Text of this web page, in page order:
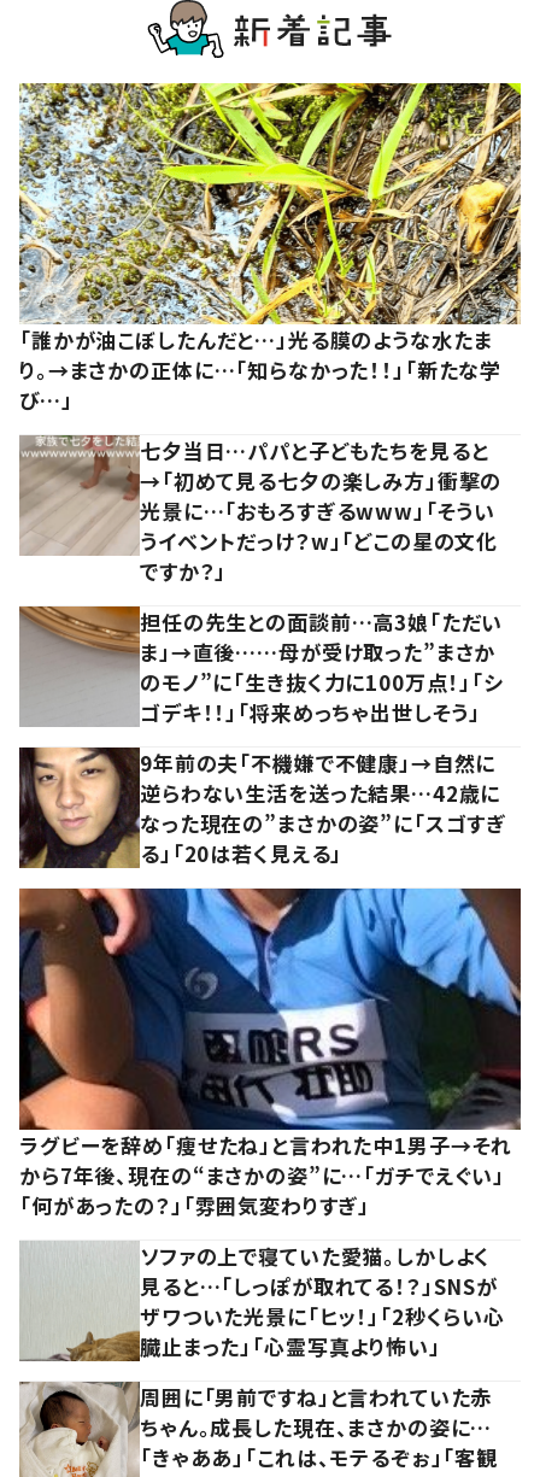
「誰かが油こぼしたんだと…」光る膜のような水たま
り。→まさかの正体に…「知らなかった！！」「新たな学
び…」
七夕当日…パパと子どもたちを見ると
→「初めて見る七夕の楽しみ方」衝撃の
光景に…「おもろすぎるwww」「そうい
うイベントだっけ？w」「どこの星の文化
ですか？」
担任の先生との面談前…高3娘「ただい
ま」→直後……母が受け取った”まさか
のモノ”に「生き抜く力に100万点！」「シ
ゴデキ！！」「将来めっちゃ出世しそう」
9年前の夫「不機嫌で不健康」→自然に
逆らわない生活を送った結果…42歳に
なった現在の”まさかの姿”に「スゴすぎ
る」「20は若く見える」
ラグビーを辞め「痩せたね」と言われた中1男子→それ
から7年後、現在の“まさかの姿”に…「ガチでえぐい」
「何があったの？」「雰囲気変わりすぎ」
ソファの上で寝ていた愛猫。しかしよく
見ると…「しっぽが取れてる！？」SNSが
ザワついた光景に「ヒッ！」「2秒くらい心
臓止まった」「心霊写真より怖い」
周囲に「男前ですね」と言われていた赤
ちゃん。成長した現在、まさかの姿に…
「きゃああ」「これは、モテるぞぉ」「客観